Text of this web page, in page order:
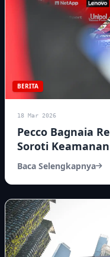
BERITA
18 Mar 2026
Pecco Bagnaia
Soroti
Baca Selengkapnya